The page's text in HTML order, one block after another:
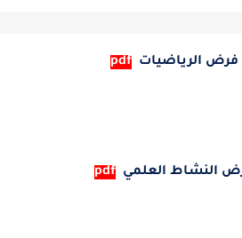
فرض الرياضيات pdf
النشاط العلمي pdf